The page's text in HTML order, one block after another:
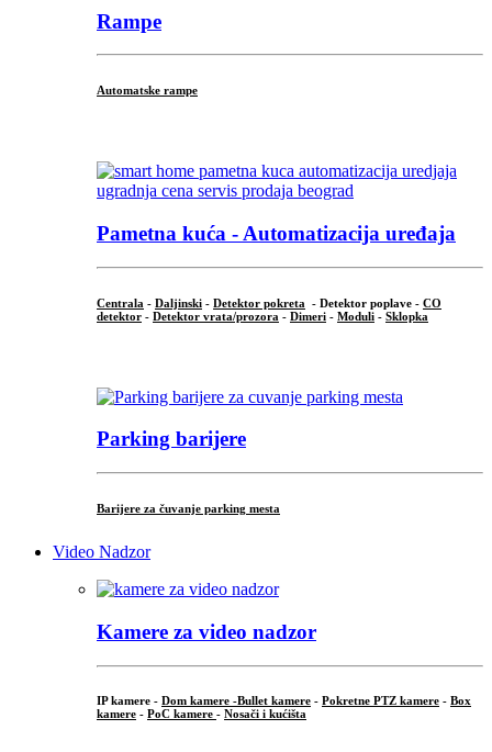
Rampe
Automatske rampe
Pametna kuća - Automatizacija uređaja
Centrala - Daljinski - Detektor pokreta - Detektor poplave - CO
detektor - Detektor vrata/prozora - Dimeri - Moduli - Sklopka
Parking barijere
Barijere za čuvanje parking mesta
Video Nadzor
Kamere za video nadzor
IP kamere - Dom kamere -Bullet kamere - Pokretne PTZ kamere - Box
kamere - PoC kamere - Nosači i kućišta